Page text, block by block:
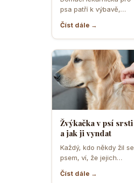
pro případ nouze
psa patří k výbavě,
rozhodující chvíli
ušetřit čas,…
Číst dále →
Žvýkačka v psí srsti
a jak ji vyndat
Každý, kdo někdy žil se
psem, ví, že jejich
zvědavost a touha
zkoumat svět…
Číst dále →